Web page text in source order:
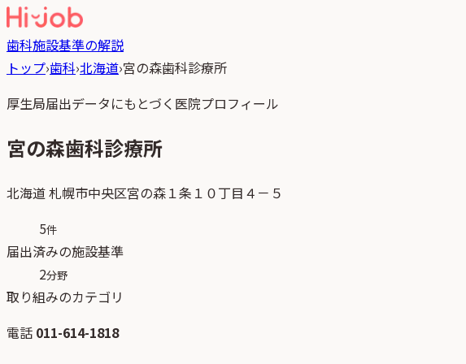
歯科施設基準の解説
トップ›歯科›北海道›宮の森歯科診療所
厚生局届出データにもとづく医院プロフィール
宮の森歯科診療所
北海道札幌市中央区宮の森１条１０丁目４－５
5件
届出済みの施設基準
2分野
取り組みのカテゴリ
電話 011-614-1818